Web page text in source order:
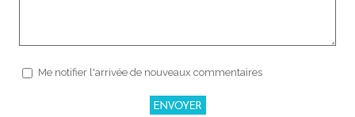
Me notifier l'arrivée de nouveaux commentaires